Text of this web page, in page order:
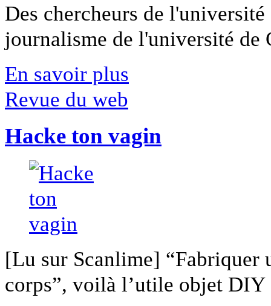
Des chercheurs de
journalisme de l'université
En savoir plus
Revue du web
Hacke ton vagin
[Lu sur Scanlime] “Fabriquer
corps”, voilà l’utile objet